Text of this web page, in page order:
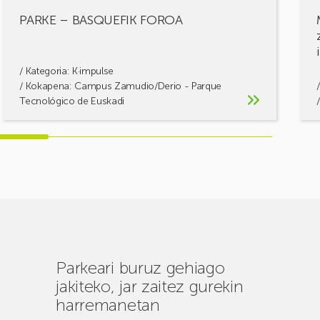
PARKE – BASQUEFIK FOROA
/ Kategoria: K·impulse
/ Kokapena: Campus Zamudio/Derio - Parque
Tecnológico de Euskadi
Parkeari buruz gehiago
jakiteko, jar zaitez gurekin
harremanetan